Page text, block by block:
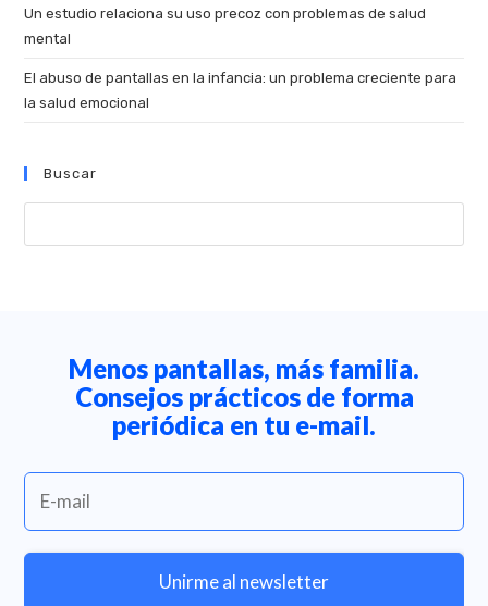
Un estudio relaciona su uso precoz con problemas de salud
mental
El abuso de pantallas en la infancia: un problema creciente para
la salud emocional
Buscar
Menos pantallas, más familia.
Consejos prácticos de forma
periódica en tu e-mail.